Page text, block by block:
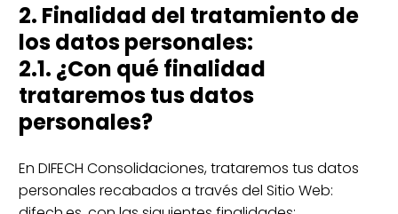
2. Finalidad del tratamiento de
los datos personales:
2.1. ¿Con qué finalidad
trataremos tus datos
personales?
En DIFECH Consolidaciones, trataremos tus datos
personales recabados a través del Sitio Web: